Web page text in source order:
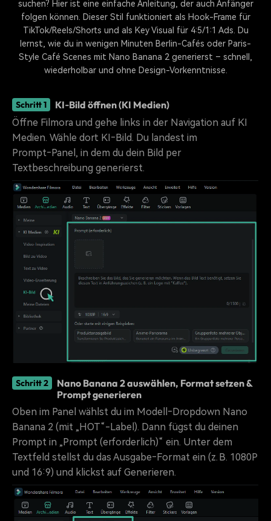
suchen? Hier ist eine einfache Anleitung, der auch Anfänger
folgen können. Dieser Stil funktioniert als Hook-Frame für
TikTok/Reels/Shorts und als Key Visual für 4:5/1:1 Ads. Du
lernst, wie du in wenigen Minuten Berlin-Cafés oder Paris-
Style Café Scenes mit Nano Banana 2 generierst – schnell,
wiederholbar und ohne Design-Vorkenntnisse.
Schritt 1 KI‑Bild öffnen (KI Medien)
Öffne Filmora und gehe links in der Navigation auf KI
Medien. Wähle dort KI‑Bild. Du landest im
Prompt‑Panel, in dem du dein Bild per
Textbeschreibung generierst.
Schritt 2
Nano Banana 2 auswählen, Format setzen &
Prompt generieren
Oben im Panel wählst du im Modell‑Dropdown Nano
Banana 2 (mit „HOT“-Label). Dann fügst du deinen
Prompt in „Prompt (erforderlich)“ ein. Unter dem
Textfeld stellst du das Ausgabe‑Format ein (z. B. 1080P
und 16:9) und klickst auf Generieren.